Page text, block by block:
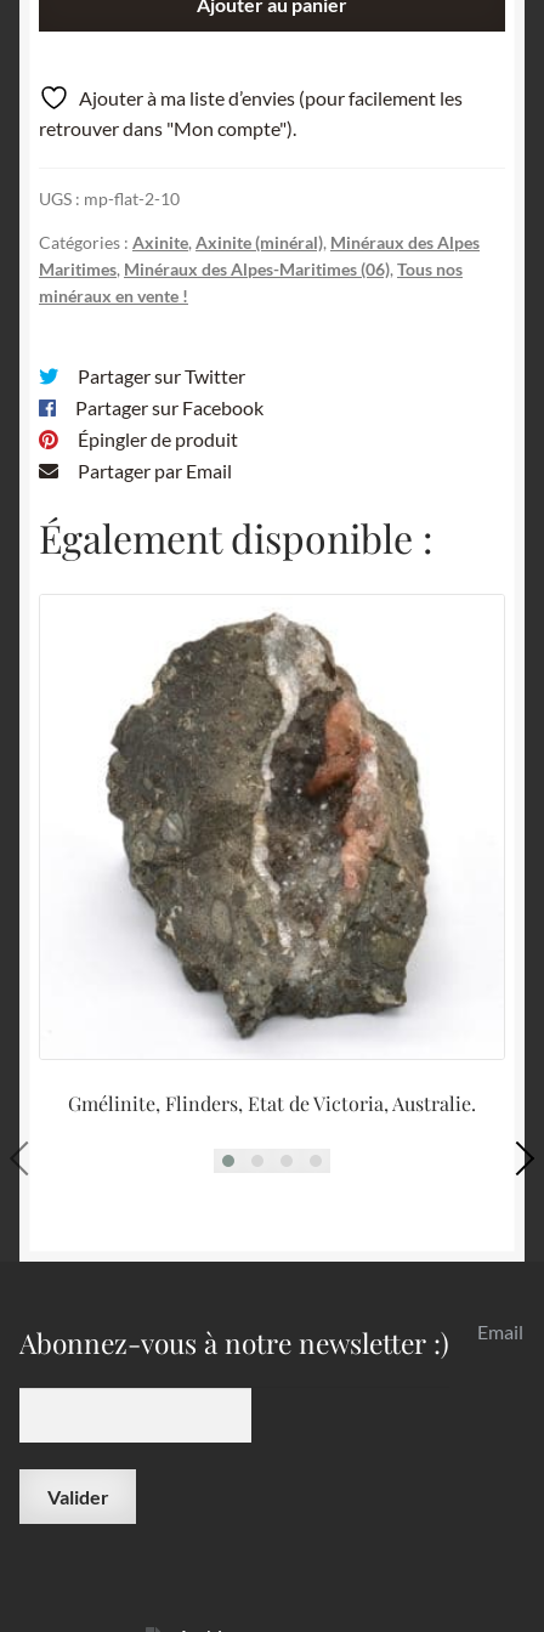
Saint-
Etienne
de
Alpes
Maritimes.
Ajouter au panier
Ajouter à ma liste d’envies (pour facilement les
retrouver dans "Mon compte").
UGS : mp-flat-2-10
Catégories : Axinite, Axinite (minéral), Minéraux des Alpes
Maritimes, Minéraux des Alpes-Maritimes (06), Tous nos
minéraux en vente !
Partager sur Twitter
Partager sur Facebook
Épingler de produit
Partager par Email
Également disponible :
Gmélinite, Flinders, Etat de Victoria, Australie.
Abonnez-vous à notre newsletter :) Email